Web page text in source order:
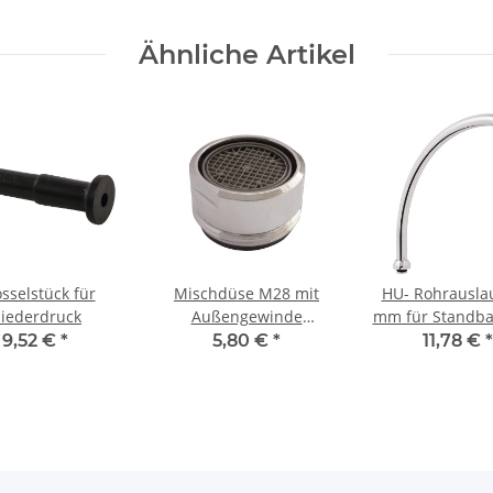
Ähnliche Artikel
für
9,52 € *
Mischdüse M28 mit
Außengewinde
Messing
5,80 € *
HU-
mm für
11,78 € *